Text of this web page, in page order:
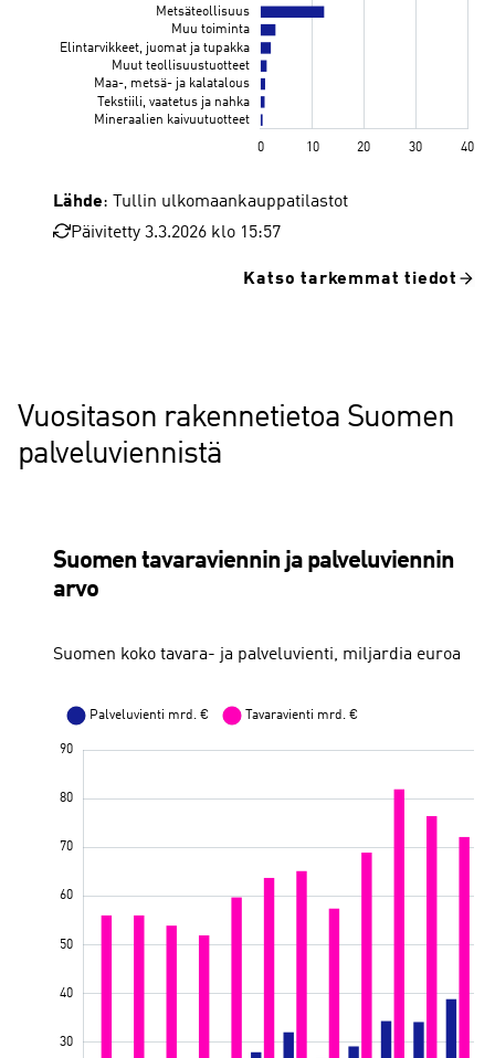
Lähde: Tullin ulkomaankauppatilastot
Päivitetty 3.3.2026 klo 15:57
Katso tarkemmat tiedot
Vuositason rakennetietoa Suomen
palveluviennistä
Suomen tavaraviennin ja palveluviennin
arvo
Suomen koko tavara- ja palveluvienti, miljardia euroa